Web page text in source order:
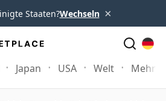
Staaten?Wechseln ×
Japan USA Welt Mehr